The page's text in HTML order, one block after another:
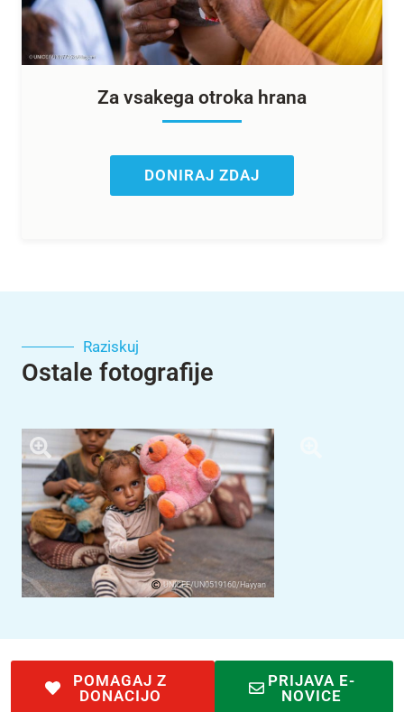
Za vsakega otroka hrana
DONIRAJ ZDAJ
Raziskuj
Ostale fotografije
UNICEF/UN0519160/Hayyan
POMAGAJ Z
DONACIJO
PRIJAVA E-
NOVICE